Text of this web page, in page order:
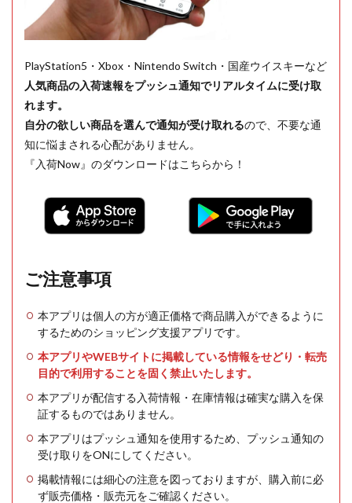
PlayStation5・Xbox・Nintendo Switch・国産ウイスキーなど
人気商品の入荷速報をプッシュ通知でリアルタイムに受け取
れます。
自分の欲しい商品を選んで通知が受け取れるので、不要な通
知に悩まされる心配がありません。
『入荷Now』のダウンロードはこちらから！
ご注意事項
本アプリは個人の方が適正価格で商品購入ができるように
するためのショッピング支援アプリです。
本アプリやWEBサイトに掲載している情報をせどり・転売
目的で利用することを固く禁止いたします。
本アプリが配信する入荷情報・在庫情報は確実な購入を保
証するものではありません。
本アプリはプッシュ通知を使用するため、プッシュ通知の
受け取りをONにしてください。
掲載情報には細心の注意を図っておりますが、購入前に必
ず販売価格・販売元をご確認ください。